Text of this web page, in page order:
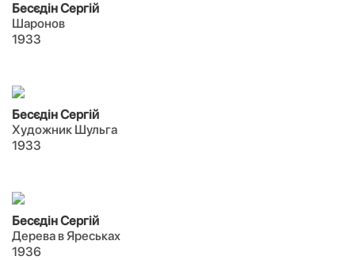
Бесєдін Сергій
Шаронов
1933
Бесєдін Сергій
Художник Шульга
1933
Бесєдін Сергій
Дерева в Яреськах
1936